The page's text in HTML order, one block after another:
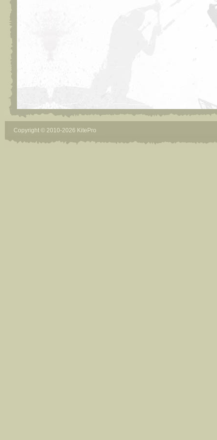
Copyright © 2010-2026 KitePro